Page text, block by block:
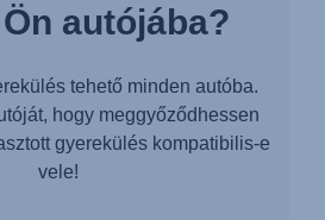
autójába?
tehető minden autóba.
hogy meggyőződhessen
gyerekülés kompatibilis-e
vele!